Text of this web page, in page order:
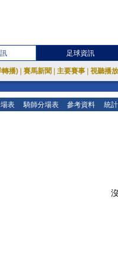
足球資訊
轉播) 賽馬新聞 主要賽事 視聽播
表 騎師分場表 參考資料 統